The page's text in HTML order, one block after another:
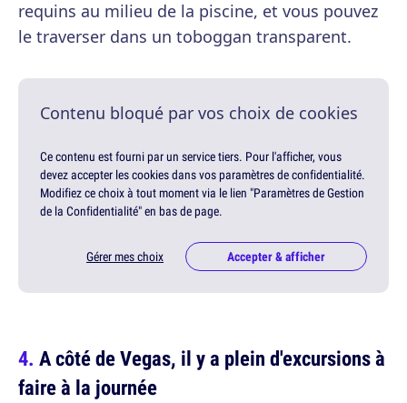
requins au milieu de la piscine, et vous pouvez
le traverser dans un toboggan transparent.
Contenu bloqué par vos choix de cookies
Ce contenu est fourni par un service tiers. Pour l'afficher, vous
devez accepter les cookies dans vos paramètres de confidentialité.
Modifiez ce choix à tout moment via le lien "Paramètres de Gestion
de la Confidentialité" en bas de page.
Gérer mes choix Accepter & afficher
A côté de Vegas, il y a plein d'excursions à
faire à la journée